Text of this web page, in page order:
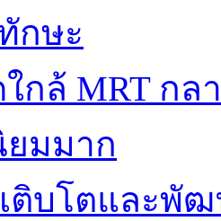
กษะ
กล้ MRT กล
มมาก
ติบโตและพั